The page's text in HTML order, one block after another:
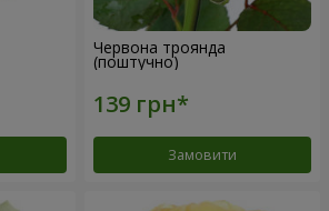
Червона троянда
(поштучно)
Замовити